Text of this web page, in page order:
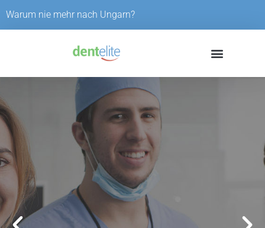
content
Warum nie mehr nach Ungarn?